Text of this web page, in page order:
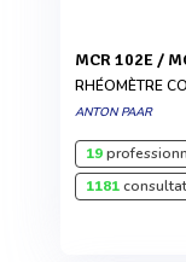
MCR 102E /
RHÉOMÈTRE
ANTON PAAR
19
1181